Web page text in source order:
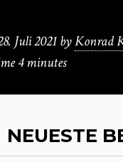
Juli 2021byKonrad
4 minutes
NEUESTE